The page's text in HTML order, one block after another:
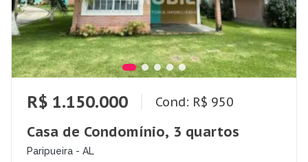
R$ 1.150.000 Cond: R$ 950
Casa de Condomínio, 3 quartos
Paripueira - AL